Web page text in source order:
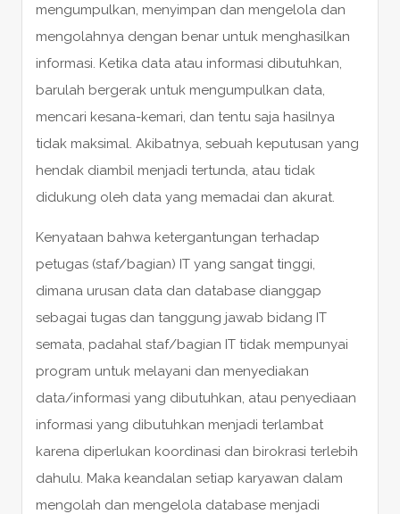
mengumpulkan, menyimpan dan mengelola dan
mengolahnya dengan benar untuk menghasilkan
informasi. Ketika data atau informasi dibutuhkan,
barulah bergerak untuk mengumpulkan data,
mencari kesana-kemari, dan tentu saja hasilnya
tidak maksimal. Akibatnya, sebuah keputusan yang
hendak diambil menjadi tertunda, atau tidak
didukung oleh data yang memadai dan akurat.
Kenyataan bahwa ketergantungan terhadap
petugas (staf/bagian) IT yang sangat tinggi,
dimana urusan data dan database dianggap
sebagai tugas dan tanggung jawab bidang IT
semata, padahal staf/bagian IT tidak mempunyai
program untuk melayani dan menyediakan
data/informasi yang dibutuhkan, atau penyediaan
informasi yang dibutuhkan menjadi terlambat
karena diperlukan koordinasi dan birokrasi terlebih
dahulu. Maka keandalan setiap karyawan dalam
mengolah dan mengelola database menjadi